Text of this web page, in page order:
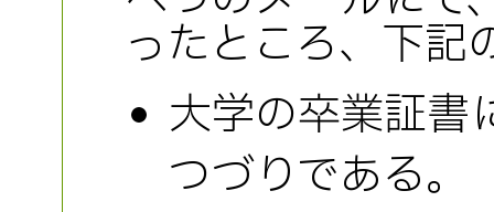
ったところ、下記
大学の卒業証書
つづりである。